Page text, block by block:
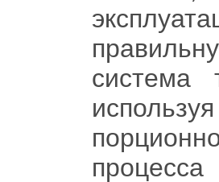
система